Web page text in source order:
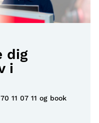
dig
i
70 11 07 11 og book